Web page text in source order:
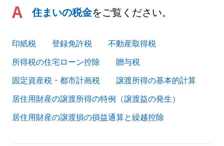
住まいの税金をご覧ください。
印紙税 登録免許税 不動産取得税
所得税の住宅ローン控除 贈与税
固定資産税・都市計画税 譲渡所得の基本的計算
居住用財産の譲渡所得の特例（譲渡益の発生）
居住用財産の譲渡損の損益通算と繰越控除